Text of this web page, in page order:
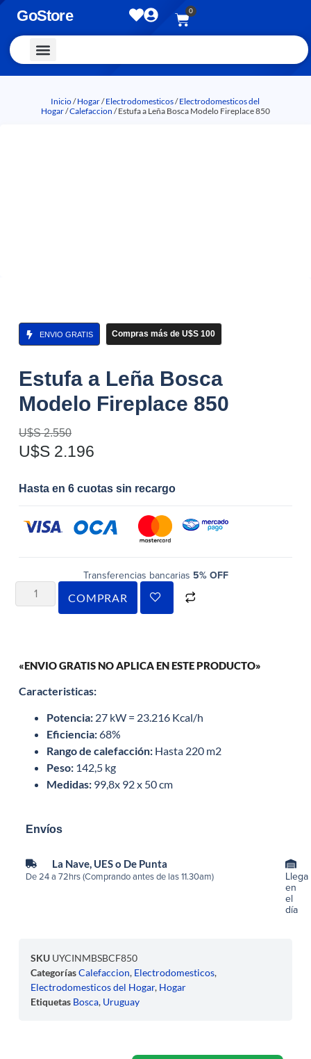
GoStore 0
Inicio/Hogar/Electrodomesticos/Electrodomesticos del
Hogar/Calefaccion / Estufa a Leña Bosca Modelo Fireplace 850
ENVIO GRATIS Compras más de U$S 100
Estufa a Leña Bosca
Modelo Fireplace 850
U$S2.550
U$S 2.196
Hasta en 6 cuotas sin recargo
Transferencias bancarias 5% OFF
COMPRAR
«ENVIO GRATIS NO APLICA EN ESTE PRODUCTO»
Caracteristicas:
Potencia: 27 kW = 23.216 Kcal/h
Eficiencia:68%
Rango de calefacción: Hasta 220 m2
Peso: 142,5 kg
Medidas: 99,8x 92 x 50 cm
Envíos
La Nave, UES o De Punta
De 24 a 72hrs (Comprando antes de las 11.30am)
Llega
en
el
día
SKU UYCINMBSBCF850
CategoríasCalefaccion, Electrodomesticos,
Electrodomesticos del Hogar, Hogar
Etiquetas Bosca, Uruguay